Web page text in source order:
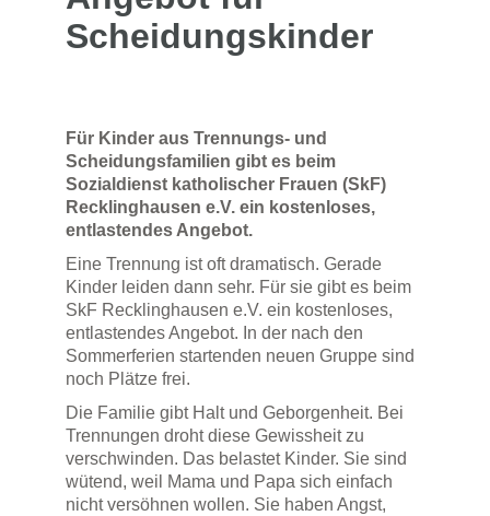
Scheidungskinder
Für Kinder aus Trennungs- und
Scheidungsfamilien gibt es beim
Sozialdienst katholischer Frauen (SkF)
Recklinghausen e.V. ein kostenloses,
entlastendes Angebot.
Eine Trennung ist oft dramatisch. Gerade
Kinder leiden dann sehr. Für sie gibt es beim
SkF Recklinghausen e.V. ein kostenloses,
entlastendes Angebot. In der nach den
Sommerferien startenden neuen Gruppe sind
noch Plätze frei.
Die Familie gibt Halt und Geborgenheit. Bei
Trennungen droht diese Gewissheit zu
verschwinden. Das belastet Kinder. Sie sind
wütend, weil Mama und Papa sich einfach
nicht versöhnen wollen. Sie haben Angst,